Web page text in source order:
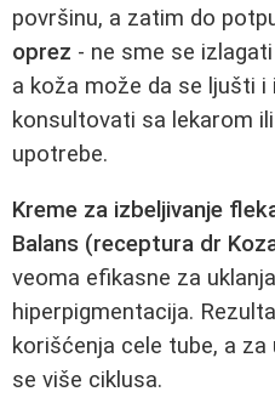
površinu, a zatim do
oprez - ne sme se
a koža može da se ljušti i
konsultovati sa lekarom
upotrebe.
Kreme za izbeljivanje
Balans (receptura dr
veoma efikasne za
hiperpigmentacija.
korišćenja cele tube, a
se više ciklusa.